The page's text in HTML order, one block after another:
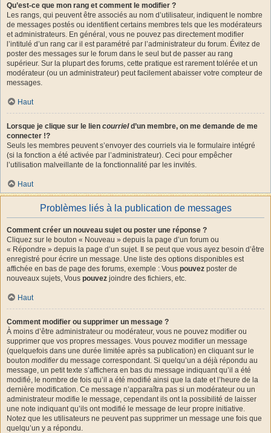
Qu’est-ce que mon rang et comment le modifier ?
Les rangs, qui peuvent être associés au nom d’utilisateur, indiquent le nombre
de messages postés ou identifient certains membres tels que les modérateurs
et administrateurs. En général, vous ne pouvez pas directement modifier
l’intitulé d’un rang car il est paramétré par l’administrateur du forum. Évitez de
poster des messages sur le forum dans le seul but de passer au rang
supérieur. Sur la plupart des forums, cette pratique est rarement tolérée et un
modérateur (ou un administrateur) peut facilement abaisser votre compteur de
messages.
Haut
Lorsque je clique sur le lien courrield’un membre, on me demande de me
connecter !?
Seuls les membres peuvent s’envoyer des courriels via le formulaire intégré
(si la fonction a été activée par l’administrateur). Ceci pour empêcher
l’utilisation malveillante de la fonctionnalité par les invités.
Haut
Problèmes liés à la publication de messages
Comment créer un nouveau sujet ou poster une réponse ?
Cliquez sur le bouton « Nouveau » depuis la page d’un forum ou
« Répondre » depuis la page d’un sujet. Il se peut que vous ayez besoin d’être
enregistré pour écrire un message. Une liste des options disponibles est
affichée en bas de page des forums, exemple : Vous pouvez poster de
nouveaux sujets, Vous pouvez joindre des fichiers, etc.
Haut
Comment modifier ou supprimer un message ?
À moins d’être administrateur ou modérateur, vous ne pouvez modifier ou
supprimer que vos propres messages. Vous pouvez modifier un message
(quelquefois dans une durée limitée après sa publication) en cliquant sur le
bouton modifierdu message correspondant. Si quelqu’un a déjà répondu au
message, un petit texte s’affichera en bas du message indiquant qu’il a été
modifié, le nombre de fois qu’il a été modifié ainsi que la date et l’heure de la
dernière modification. Ce message n’apparaîtra pas si un modérateur ou un
administrateur modifie le message, cependant ils ont la possibilité de laisser
une note indiquant qu’ils ont modifié le message de leur propre initiative.
Notez que les utilisateurs ne peuvent pas supprimer un message une fois que
quelqu’un y a répondu.